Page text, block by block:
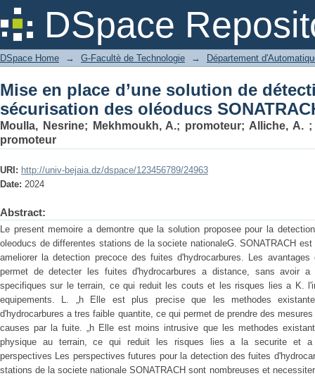
DSpace
Mise en place d’une solution de
oléoducs SONATRACH
DSpace Home → G-Facultè de Technologie → Département
Mise en place d’une solution de
sécurisation des oléoducs
Moulla, Nesrine; Mekhmoukh, A.; promoteur; Alliche, A.
promoteur
URI: http://univ-bejaia.dz/dspace/123456789/24963
Date: 2024
Abstract:
Le present memoire a demontre que la solution proposee pour la
oleoducs de differentes stations de la societe nationaleG. SONATRACH
ameliorer la detection precoce des fuites d'hydrocarbures. Les
permet de detecter les fuites d'hydrocarbures a distance, sans avoir
specifiques sur le terrain, ce qui reduit les couts et les risques lies a K.
equipements. L. „h Elle est plus precise que les methodes
d'hydrocarbures a tres faible quantite, ce qui permet de prendre des
causes par la fuite. „h Elle est moins intrusive que les methodes
physique au terrain, ce qui reduit les risques lies a la securite et a
perspectives Les perspectives futures pour la detection des fuites
stations de la societe nationale SONATRACH sont nombreuses et